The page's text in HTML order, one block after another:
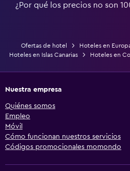
¿Por qué los precios no son
Ofertas de hotel Hoteles en
Hoteles en Islas Canarias
Hoteles en
Nuestra empresa
Quiénes somos
Empleo
Móvil
Cómo funcionan nuestros servicios
Códigos promocionales momondo